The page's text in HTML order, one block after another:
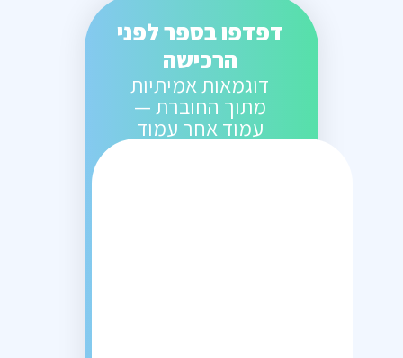
דפדפו בספר לפני
הרכישה
דוגמאות אמיתיות
מתוך החוברת —
עמוד אחר עמוד